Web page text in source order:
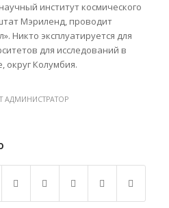
институт космического
Мэриленд, проводит
Никто эксплуатируется для
для исследований в
округ Колумбия.
АДМИНИСТРАТОР